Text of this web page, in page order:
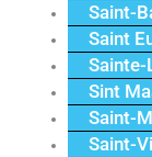
Saint-
Saint
Sainte-
Sint
Saint-
Saint-